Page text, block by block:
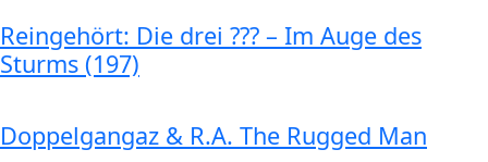
Reingehört: Die drei ??? – Im Auge des
Sturms (197)
Doppelgangaz & R.A. The Rugged Man